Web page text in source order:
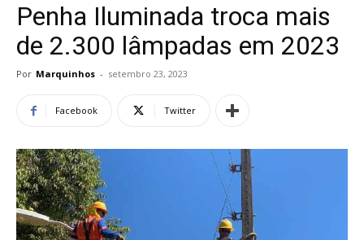
Penha Iluminada troca mais
de 2.300 lâmpadas em 2023
Por Marquinhos - setembro 23, 2023
Facebook Twitter